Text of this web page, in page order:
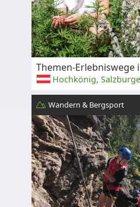
Themen-Erlebniswege
Hochkönig,
Wandern & Bergsport